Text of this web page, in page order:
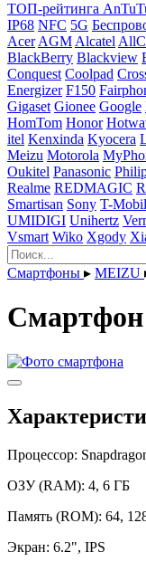
ТОП-рейтинга
IP68 NFC 5G
Acer AGM Alcatel
BlackBerry Blackview
Conquest Coolpad
Energizer F150
Gigaset Gionee Google
HomTom Honor
itel Kenxinda Kyocera
Meizu Motorola
Oukitel Panasonic
Realme REDMAGIC
Smartisan Sony T-
UMIDIGI Unihertz
Vsmart Wiko Xgody
Смартфоны ▸ MEIZU
Процессор:
ОЗУ (RAM): 4, 6 ГБ
Память (ROM): 64,
Экран: 6.2", IPS